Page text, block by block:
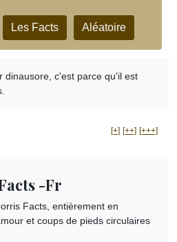
Les Facts Aléatoire
dinausore, c'est parce qu'il est
[+] [++] [+++]
-Fr
Facts, entièrement en
et coups de pieds circulaires